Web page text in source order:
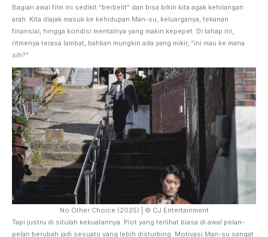
Bagian awal film ini sedikit “berbelit” dan bisa bikin kita agak kehilangan
arah. Kita diajak masuk ke kehidupan Man-su, keluarganya, tekanan
finansial, hingga kondisi mentalnya yang makin kepepet. Di tahap ini,
ritmenya terasa lambat, bahkan mungkin ada yang mikir, “ini mau ke mana
sih?”
No Other Choice (2025) | © CJ Entertainment
Tapi justru di situlah kekuatannya. Plot yang terlihat biasa di awal pelan-
pelan berubah jadi sesuatu yang lebih disturbing. Motivasi Man-su sangat